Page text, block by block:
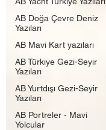
AB Doğa Çevre Deniz
Yazıları
AB Mavi Kart yazıları
AB Türkiye Gezi-Seyir
Yazıları
AB Yurtdışı Gezi-Seyir
Yazıları
AB Portreler - Mavi
Yolcular